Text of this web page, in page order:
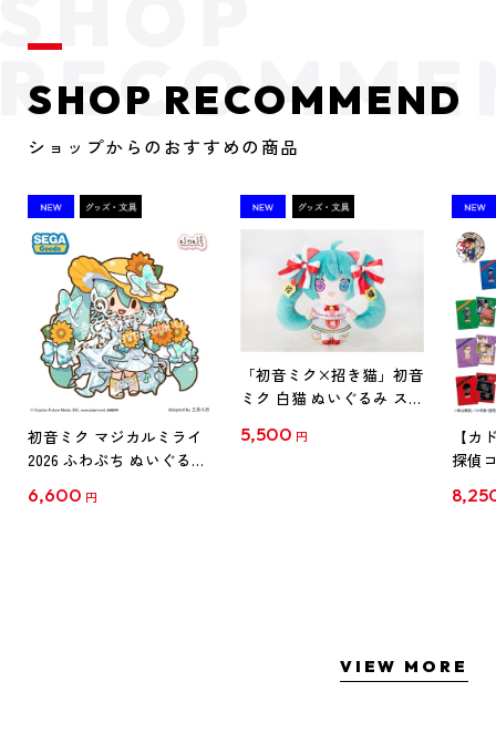
SHOP RECOMMEND
ショップからのおすすめの商品
初音ミク マジカルミライ
2026 ふわぷち ぬいぐるみ
6,600 円
「初音ミク×招き猫」初音
ミク 白猫 ぬいぐるみ スタ
5,500 円
【カ
探偵
クリ
VIEW MORE